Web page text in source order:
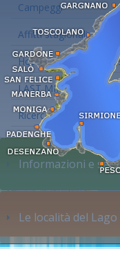
Campeggi
Affitti stagionali
Hotel con centro
LAST MINUTE
Ricerca alloggi...
Informazioni e
Le località del Lago